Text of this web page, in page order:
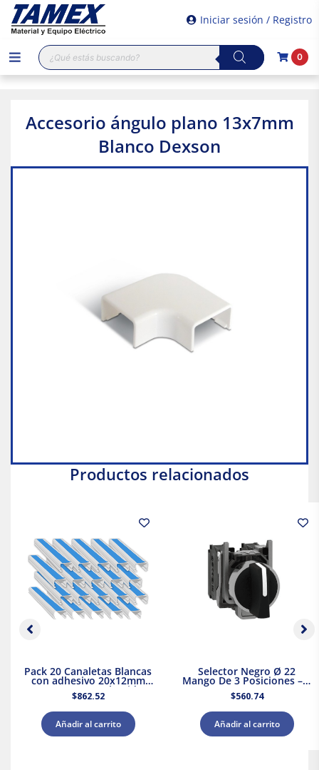
Iniciar sesión / Registro
Búsqueda
de
productos
0
Accesorio ángulo plano 13x7mm
Blanco Dexson
Productos relacionados
Pack 20 Canaletas Blancas
con adhesivo 20x12mm
2mts. Dexson Schneider
Electric
$862.52
Añadir al carrito
Selector Negro Ø 22
Mango De 3 Posiciones – 2
Na
$560.74
Añadir al carrito